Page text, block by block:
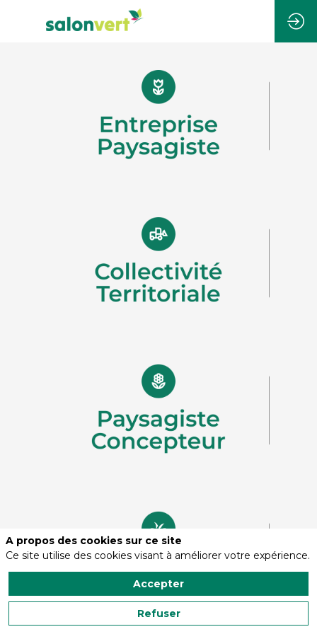
A propos des cookies sur ce site
Ce site utilise des cookies visant à améliorer votre expérience.
Accepter
Refuser